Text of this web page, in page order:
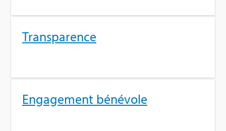
Trans­pa­rence
Enga­ge­ment béné­vole